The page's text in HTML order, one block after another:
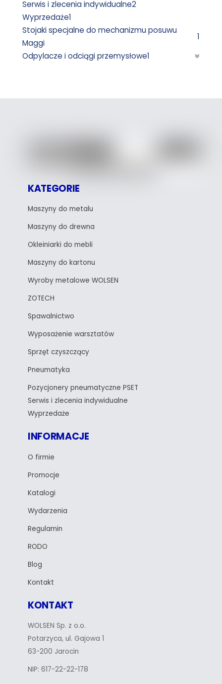
Serwis i zlecenia indywidualne2
Wyprzedaże1
Stojaki specjalne do mechanizmu posuwu
Maggi
1
Odpylacze i odciągi przemysłowe1
KATEGORIE
Maszyny do metalu
Maszyny do drewna
Okleiniarki do mebli
Maszyny do kartonu
Wyroby metalowe WOLSEN
ZOTECH
Spawalnictwo
Wyposażenie warsztatów
Sprzęt czyszczący
Pneumatyka
Pozycjonery pneumatyczne PSET
Serwis i zlecenia indywidualne
Wyprzedaże
INFORMACJE
O firmie
Promocje
Katalogi
Wydarzenia
Regulamin
RODO
Blog
Kontakt
KONTAKT
WOLSEN Sp. z o.o.
Potarzyca, ul. Gajowa 1
63-200 Jarocin
NIP: 617-22-22-178